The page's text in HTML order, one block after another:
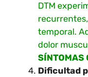
DTM
temporal.
dolor
SÍNTOMAS
Dificultad